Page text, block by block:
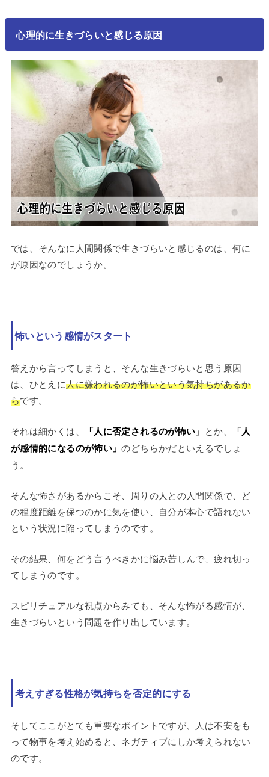
心理的に生きづらいと感じる原因
では、そんなに人間関係で生きづらいと感じるのは、何に
が原因なのでしょうか。
怖いという感情がスタート
答えから言ってしまうと、そんな生きづらいと思う原因
は、ひとえに人に嫌われるのが怖いという気持ちがあるか
らです。
それは細かくは、 「人に否定されるのが怖い」 とか、
「人
が感情的になるのが怖い」のどちらかだといえるでしょ
う。
そんな怖さがあるからこそ、周りの人との人間関係で、ど
の程度距離を保つのかに気を使い、自分が本心で語れない
という状況に陥ってしまうのです。
その結果、何をどう言うべきかに悩み苦しんで、疲れ切っ
てしまうのです。
スピリチュアルな視点からみても、そんな怖がる感情が、
生きづらいという問題を作り出しています。
考えすぎる性格が気持ちを否定的にする
そしてここがとても重要なポイントですが、人は不安をも
って物事を考え始めると、ネガティブにしか考えられない
のです。